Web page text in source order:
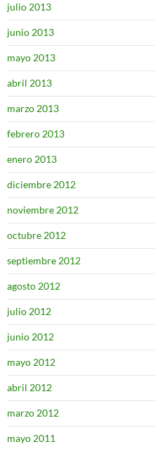
julio 2013
junio 2013
mayo 2013
abril 2013
marzo 2013
febrero 2013
enero 2013
diciembre 2012
noviembre 2012
octubre 2012
septiembre 2012
agosto 2012
julio 2012
junio 2012
mayo 2012
abril 2012
marzo 2012
mayo 2011